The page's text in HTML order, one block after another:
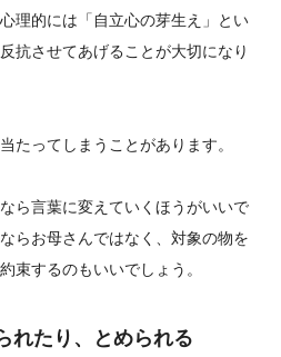
理的には「自立心の芽生え」とい
抗させてあげることが大切になり
たってしまうことがあります。
ら言葉に変えていくほうがいいで
らお母さんではなく、対象の物を
束するのもいいでしょう。
れたり、とめられる